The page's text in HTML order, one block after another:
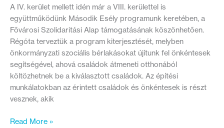
A IV. kerület mellett idén már a VIII. kerülettel is
együttműködünk Második Esély programunk keretében, a
Fővárosi Szolidaritási Alap támogatásának köszönhetően.
Régóta terveztük a program kiterjesztését, melyben
önkormányzati szociális bérlakásokat újítunk fel önkéntesek
segítségével, ahová családok átmeneti otthonából
költözhetnek be a kiválasztott családok. Az építési
munkálatokban az érintett családok és önkéntesek is részt
vesznek, akik
A
Read More »